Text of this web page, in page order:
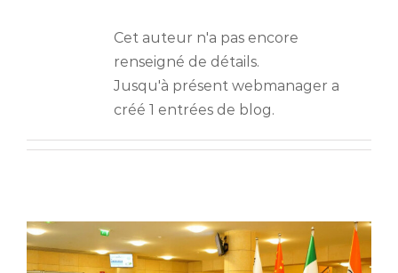
Cet auteur n'a pas encore
renseigné de détails.
Jusqu'à présent webmanager a
créé 1 entrées de blog.
ITP participe à la 18ème édition du